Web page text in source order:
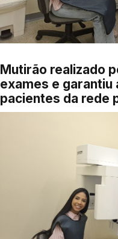
Mutirão realizado
exames e garantiu
pacientes da rede